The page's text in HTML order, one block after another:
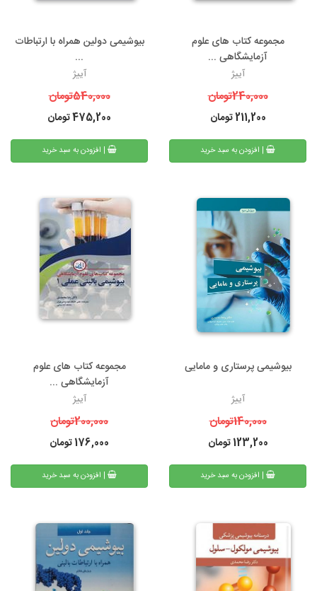
مجموعه کتاب های علوم
آزمایشگاهی ...
آییژ
240,000تومان
211,200تومان
| افزودن به سبد خرید
بیوشیمی دولین همراه با ارتباطات
...
آییژ
540,000تومان
475,200تومان
| افزودن به سبد خرید
بیوشیمی پرستاری و مامایی
آییژ
140,000تومان
123,200تومان
| افزودن به سبد خرید
مجموعه کتاب های علوم
آزمایشگاهی ...
آییژ
200,000تومان
176,000تومان
| افزودن به سبد خرید